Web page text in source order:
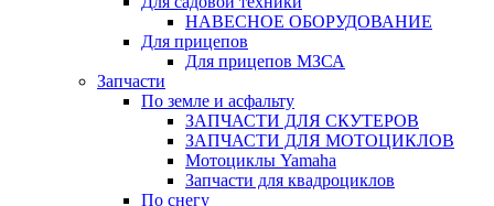
НАВЕСНОЕ ОБОРУДОВАНИЕ
Для прицепов
Для прицепов МЗСА
Запчасти
По земле и асфальту
ЗАПЧАСТИ ДЛЯ СКУТЕРОВ
ЗАПЧАСТИ ДЛЯ МОТОЦИКЛОВ
Мотоциклы Yamaha
Запчасти для квадроциклов
По снегу